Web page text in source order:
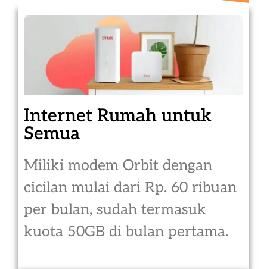
Internet Rumah untuk
Semua
Miliki modem Orbit dengan
cicilan mulai dari Rp. 60 ribuan
per bulan, sudah termasuk
kuota 50GB di bulan pertama.